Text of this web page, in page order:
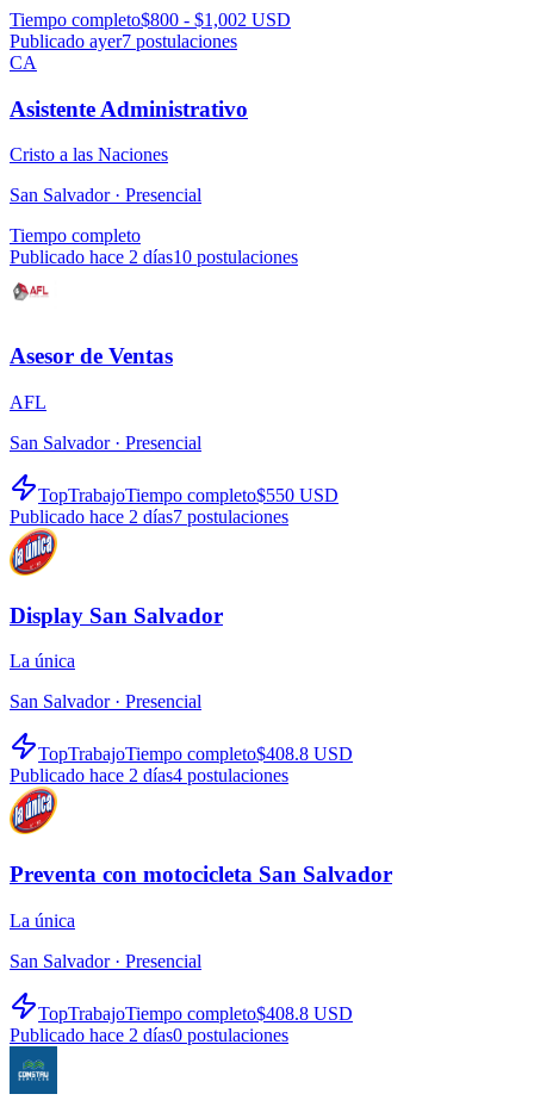
Tiempo completo$800 - $1,002 USD
Publicado ayer7 postulaciones
CA
Asistente Administrativo
Cristo a las Naciones
San Salvador · Presencial
Tiempo completo
Publicado hace 2 días10 postulaciones
Asesor de Ventas
AFL
San Salvador · Presencial
TopTrabajoTiempo completo$550 USD
Publicado hace 2 días7 postulaciones
Display San Salvador
La única
San Salvador · Presencial
TopTrabajoTiempo completo$408.8 USD
Publicado hace 2 días4 postulaciones
Preventa con motocicleta San Salvador
La única
San Salvador · Presencial
TopTrabajoTiempo completo$408.8 USD
Publicado hace 2 días0 postulaciones